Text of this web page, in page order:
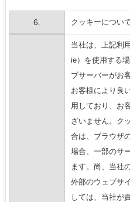
6. クッキーについ
当社は、上記利
ie）を使用する
ブサーバーがお
お客様により良
用しており、お
ざいません。ク
合は、ブラウザ
場合、一部のサ
ます。尚、当社
外部のウェブサ
しては、当社が